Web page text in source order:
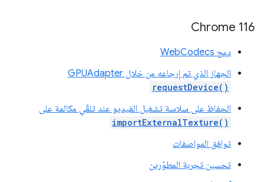
Chrome 116
دمج WebCodecs
الجهاز الذي تم إرجاعه من خلال GPUAdapter
requestDevice()
الحفاظ على سلاسة تشغيل الفيديو عند تلقّي مكالمة على
importExternalTexture()
توافق المواصفات
تحسين تجربة المطوّرين